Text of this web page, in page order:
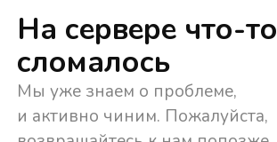
На сервере что-то
сломалось
Мы уже знаем о проблеме,
и активно чиним. Пожалуйста,